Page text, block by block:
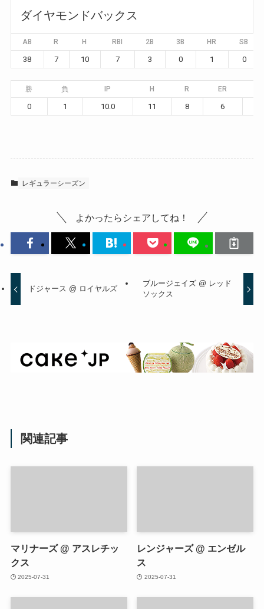
ダイヤモンドバックス
AB R H RBI 2B 3B HR SB
38 7 10 7 3 0 1 0
勝 負 IP H R ER
0 1 10.0 11 8 6
レギュラーシーズン
よかったらシェアしてね！
ドジャース @ ロイヤルズ
ブルージェイズ @ レッド
ソックス
関連記事
マリナーズ @ アスレチッ
クス
2025-07-31
レンジャーズ @ エンゼル
ス
2025-07-31